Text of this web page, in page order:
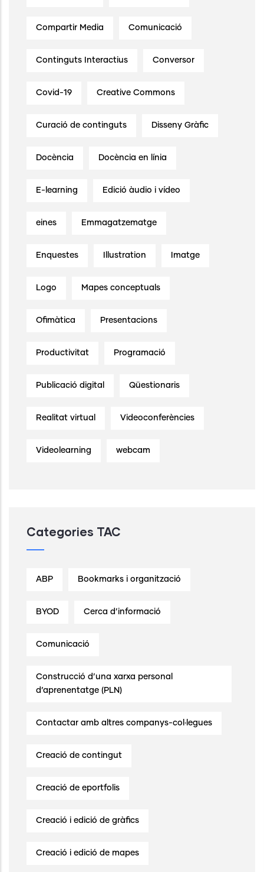
Compartir Media Comunicació
Continguts Interactius Conversor
Covid-19 Creative Commons
Curació de continguts Disseny Gràfic
Docència Docència en línia
E-learning Edició àudio i vídeo
eines Emmagatzematge
Enquestes Illustration Imatge
Logo Mapes conceptuals
Ofimàtica Presentacions
Productivitat Programació
Publicació digital Qüestionaris
Realitat virtual Videoconferències
Videolearning webcam
Categories TAC
ABP Bookmarks i organització
BYOD Cerca d’informació
Comunicació
Construcció d’una xarxa personal
d’aprenentatge (PLN)
Contactar amb altres companys-col·legues
Creació de contingut
Creació de eportfolis
Creació i edició de gràfics
Creació i edició de mapes